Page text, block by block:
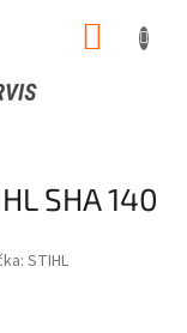
SHA 140
STIHL